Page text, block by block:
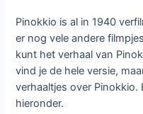
Pinokkio is al in 1940
er nog vele andere
kunt het verhaal van
vind je de hele versie,
verhaaltjes over Pinokkio.
hieronder.